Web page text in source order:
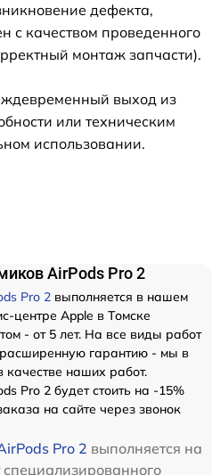
дефекта,
с качеством проведенного
монтаж запчасти).
выход из
или техническим
использовании.
AirPods Pro 2
Pro 2 выполняется в нашем
центре Apple в Томске
- от 5 лет. На все виды работ
расширенную гарантию - мы в
качестве наших работ.
Pro 2 будет стоить на -15%
на сайте через звонок
Pro 2 выполняется на
специализированного